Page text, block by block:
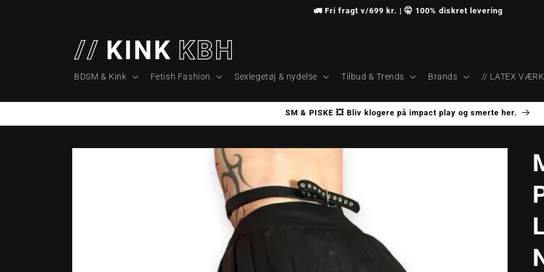
🚛 Fri fragt v/699 kr. | 🤫 100% diskret levering
BDSM & Kink Fetish Fashion Sexlegetøj & nydelse Tilbud & Trends Brands // LATEX
SM & PISKE 💥 Bliv klogere på impact play og smerte her.